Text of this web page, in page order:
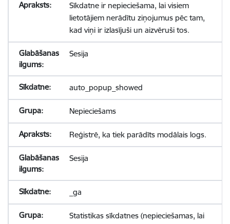
Sīkdatne ir nepieciešama, lai visiem
lietotājiem nerādītu ziņojumus pēc tam,
kad viņi ir izlasījuši un aizvēruši tos.
Sesija
auto_popup_showed
Nepieciešams
Reģistrē, ka tiek parādīts modālais logs.
Sesija
_ga
Statistikas sīkdatnes (nepieciešamas, lai